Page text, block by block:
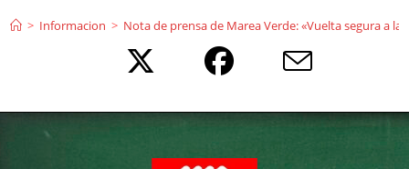
> Informacion > Nota de prensa de Marea Verde: «Vuelta segura a